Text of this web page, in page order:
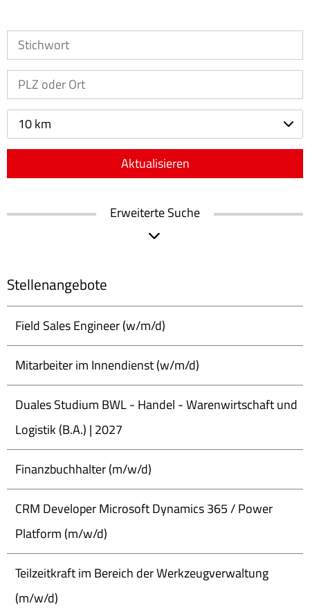
10 km
Aktualisieren
Erweiterte Suche
Stellenangebote
Field Sales Engineer (w/m/d)
Mitarbeiter im Innendienst (w/m/d)
Duales Studium BWL - Handel - Warenwirtschaft und
Logistik (B.A.) | 2027
Finanzbuchhalter (m/w/d)
CRM Developer Microsoft Dynamics 365 / Power
Platform (m/w/d)
Teilzeitkraft im Bereich der Werkzeugverwaltung
(m/w/d)